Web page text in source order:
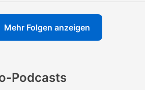
Mehr Folgen anzeigen
Podcasts